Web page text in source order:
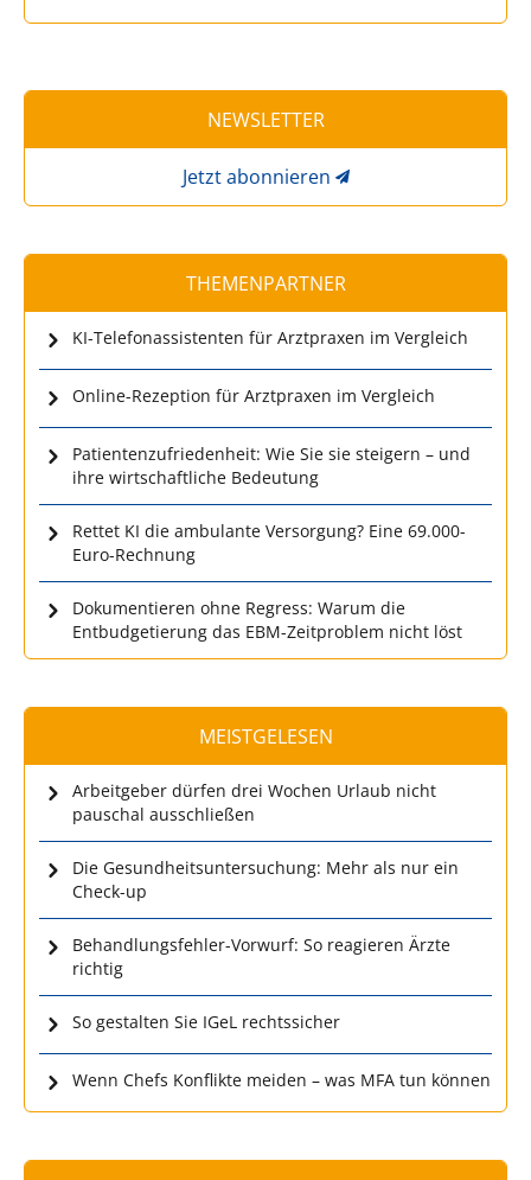
NEWSLETTER
Jetzt abonnieren
THEMENPARTNER
KI-Telefonassistenten für Arztpraxen im Vergleich
Online-Rezeption für Arztpraxen im Vergleich
Patientenzufriedenheit: Wie Sie sie steigern – und
ihre wirtschaftliche Bedeutung
Rettet KI die ambulante Versorgung? Eine 69.000-
Euro-Rechnung
Dokumentieren ohne Regress: Warum die
Entbudgetierung das EBM-Zeitproblem nicht löst
MEISTGELESEN
Arbeitgeber dürfen drei Wochen Urlaub nicht
pauschal ausschließen
Die Gesundheitsuntersuchung: Mehr als nur ein
Check-up
Behandlungsfehler-Vorwurf: So reagieren Ärzte
richtig
So gestalten Sie IGeL rechtssicher
Wenn Chefs Konflikte meiden – was MFA tun können